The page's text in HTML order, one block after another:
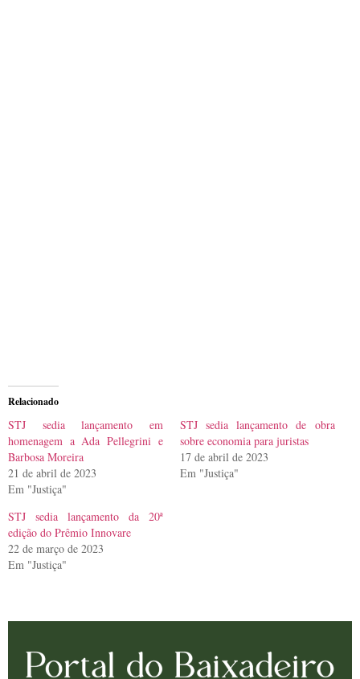
Relacionado
STJ sedia lançamento em
homenagem a Ada Pellegrini e
Barbosa Moreira
21 de abril de 2023
Em "Justiça"
STJ sedia lançamento de obra
sobre economia para juristas
17 de abril de 2023
Em "Justiça"
STJ sedia lançamento da 20ª
edição do Prêmio Innovare
22 de março de 2023
Em "Justiça"